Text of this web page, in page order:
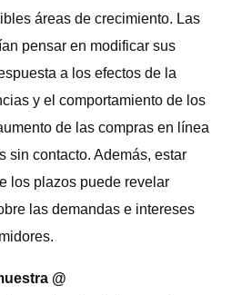
áreas de crecimiento. Las
pensar en modificar sus
a los efectos de la
y el comportamiento de los
de las compras en línea
sin contacto. Además, estar
los plazos puede revelar
las demandas e intereses
@